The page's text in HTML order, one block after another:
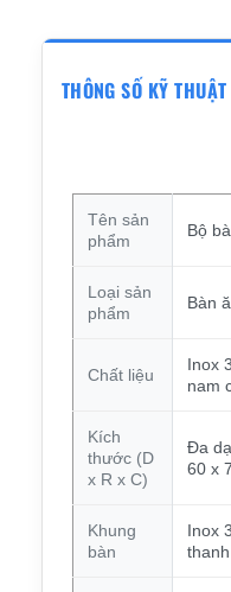
THÔNG SỐ KỸ THUẬT
Tên sản
phẩm
Bộ
Loại sản
phẩm
Bàn
Chất liệu
Inox
nam
Kích
thước (D
x R x C)
Đa
60 x
Khung
bàn
Inox